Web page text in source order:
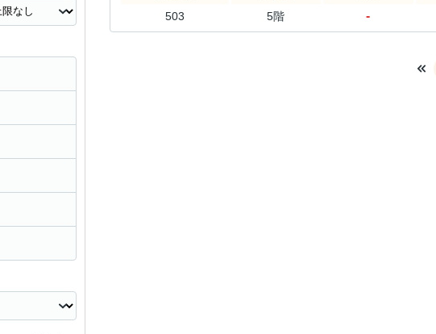
503 5階 -